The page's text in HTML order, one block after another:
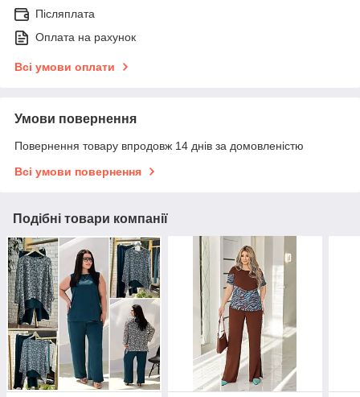
Післяплата
Оплата на рахунок
Всі умови оплати
Умови повернення
Повернення товару впродовж 14 днів за домовленістю
Всі умови повернення
Подібні товари компанії